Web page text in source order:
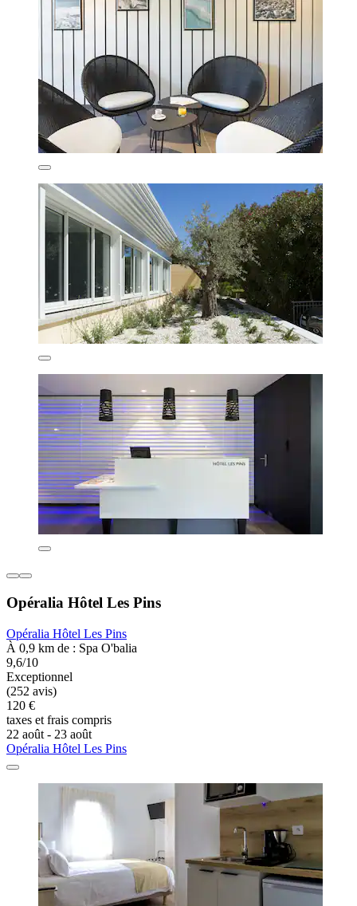
Opéralia Hôtel Les Pins
Opéralia Hôtel Les Pins
À 0,9 km de : Spa O'balia
9,6/10
Exceptionnel
(252 avis)
120 €
taxes et frais compris
22 août - 23 août
Opéralia Hôtel Les Pins